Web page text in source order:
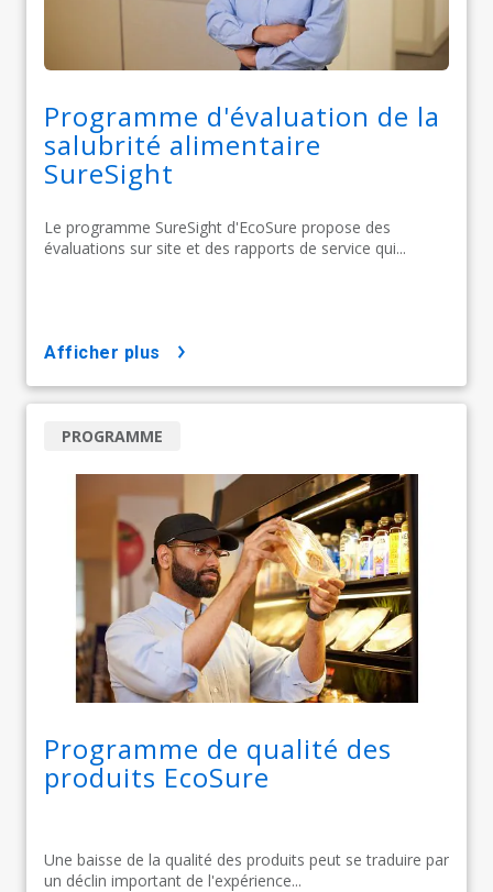
Programme d'évaluation de la
salubrité alimentaire
SureSight​​​​​​​
Le programme SureSight d'EcoSure propose des
évaluations sur site et des rapports de service qui...
afficher plus
Programme de qualité des
produits EcoSure​​​​​​​
Une baisse de la qualité des produits peut se traduire par
un déclin important de l'expérience...
PROGRAMME